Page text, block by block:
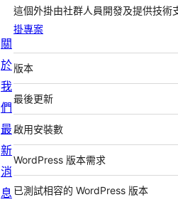
這個外掛由社群人員開發及提供技術
掛專案
中
繼
資
料
版本
最後更新
啟用安裝數
WordPress 版本需求
已測試相容的 WordPress 版本
關
於
我
們
最
新
消
息